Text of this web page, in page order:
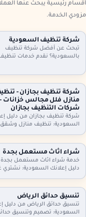
أقسام رئيسية يبحث عنها
مزودي الخدمة.
شركة تنظيف السعودية
تبحث عن أفضل شركة تنظيف
بالسعودية؟ نقدم خدمات
تنافسية. اطلب خدمتك الآن!
شركة تنظيف بجازان -
منازل فلل مجالس خزانات -
شركات التنظيف بجازان
شركة تنظيف بجازان من دليل
السعودية: تنظيف منازل وشقق
وتعقيم الخزانات. خدمة مرنة
دورية وعقود للمنشآت. اتصل
لحجز الموعد.
شراء اثاث مستعمل بجدة
خدمة شراء اثاث مستعمل
دليل إعلانك السعودية: نشتري
وتقييم عادل، فك ونقل سريع،
واستلام فوري. تواصل الآن
الموعد.
تنسيق حدائق الرياض
تنسيق حدائق الرياض من دليل
السعودية: تصميم وتنسيق